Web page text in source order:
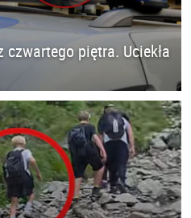
czwartego piętra. Uciekła